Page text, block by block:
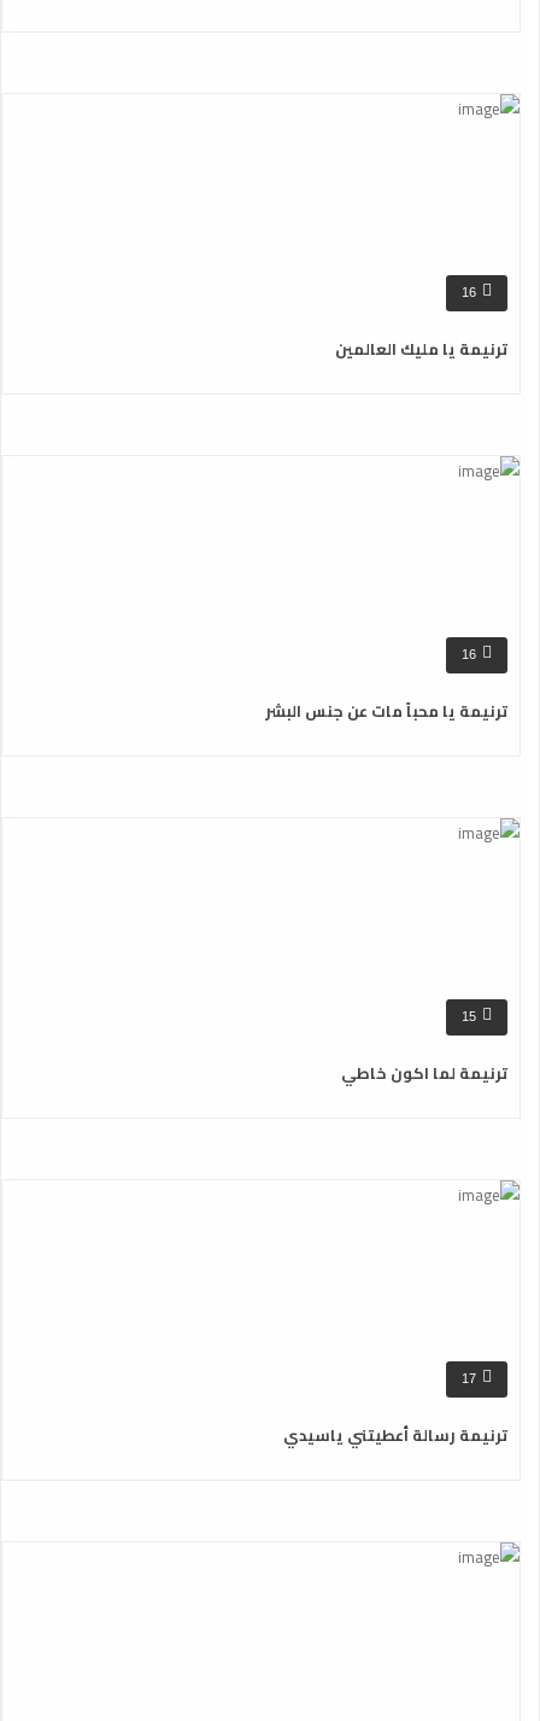
16
ترنيمة يا مليك العالمين
16
ترنيمة يا محباً مات عن جنس البشر
15
ترنيمة لما اكون خاطي
17
ترنيمة رسالة أعطيتني ياسيدي